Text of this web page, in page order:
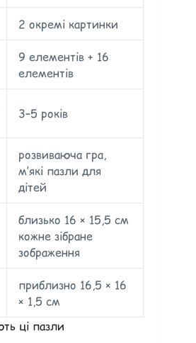
2 окремі картинки
9 елементів + 16
елементів
3–5 років
розвиваюча гра,
м’які пазли для
дітей
близько 16 × 15,5 см
кожне зібране
зображення
приблизно 16,5 × 16
× 1,5 см
ці пазли